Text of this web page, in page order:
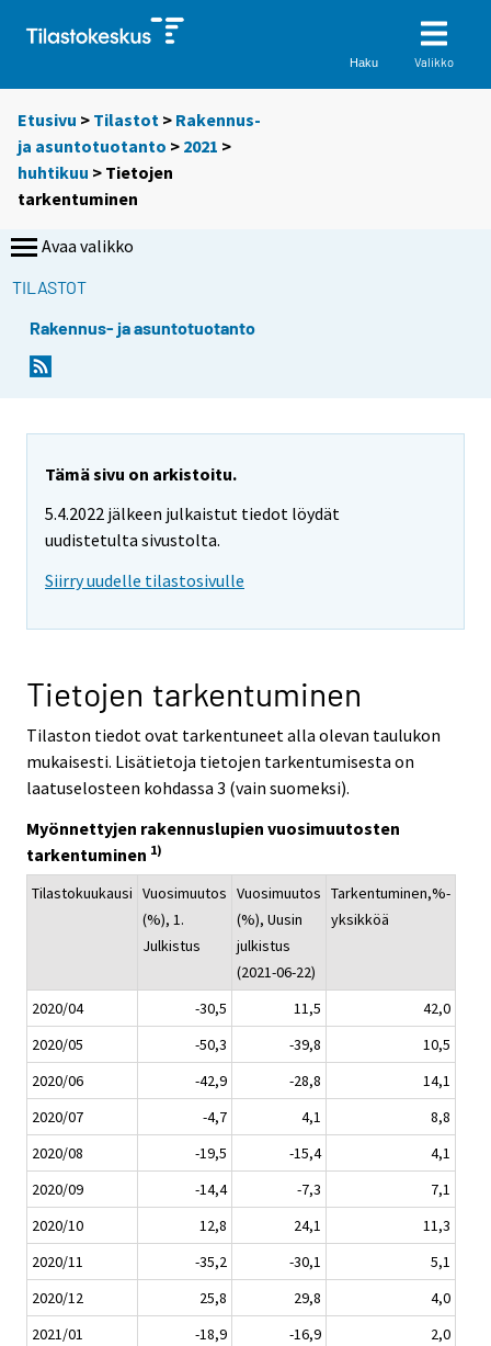
Haku Valikko
Etusivu > Tilastot > Rakennus-
ja asuntotuotanto > 2021 >
huhtikuu > Tietojen
tarkentuminen
Avaa valikko
TILASTOT
Rakennus- ja asuntotuotanto
Tämä sivu on arkistoitu.
5.4.2022 jälkeen julkaistut tiedot löydät
uudistetulta sivustolta.
Siirry uudelle tilastosivulle
Tietojen tarkentuminen
Tilaston tiedot ovat tarkentuneet alla olevan taulukon
mukaisesti. Lisätietoja tietojen tarkentumisesta on
laatuselosteen kohdassa 3 (vain suomeksi).
Myönnettyjen rakennuslupien vuosimuutosten
tarkentuminen 1)
Tilastokuukausi Vuosimuutos
(%), 1.
Julkistus
Vuosimuutos
(%), Uusin
julkistus
(2021-06-22)
Tarkentuminen,%-
yksikköä
2020/04 -30,5 11,5
42,0
2020/05
-50,3 -39,8
10,5
2020/06
-42,9 -28,8
14,1
2020/07
-4,7 4,1
8,8
2020/08
-19,5 -15,4
4,1
2020/09
-14,4 -7,3
7,1
2020/10
12,8 24,1
11,3
2020/11
-35,2 -30,1
5,1
2020/12
25,8 29,8
4,0
2021/01
-18,9 -16,9
2,0